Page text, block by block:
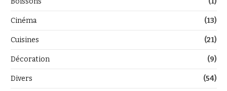
Cinéma (13)
Cuisines (21)
Décoration (9)
Divers (54)